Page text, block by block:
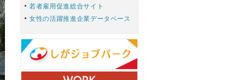
若者雇用促進総合サイト
女性の活躍推進企業データベース